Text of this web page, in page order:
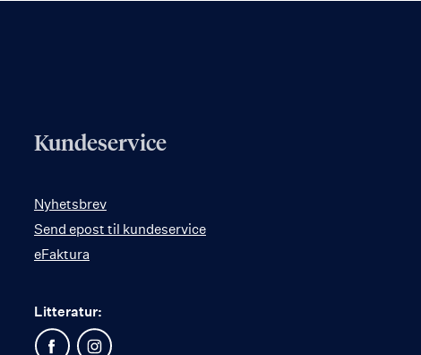
Kundeservice
Nyhetsbrev
Send epost til kundeservice
eFaktura
Litteratur: